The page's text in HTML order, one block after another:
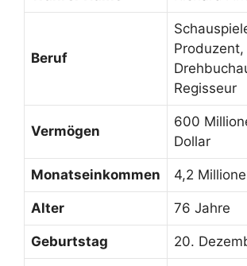
Beruf
Produzent,
Regisseur
Vermögen
600
Dollar
Monatseinkommen 4,2
Alter 76 Jahre
Geburtstag 20.